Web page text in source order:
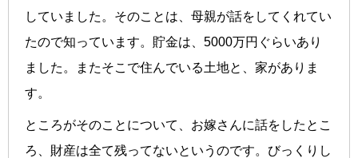
していました。そのことは、母親が話をしてくれてい
たので知っています。貯金は、5000万円ぐらいあり
ました。またそこで住んでいる土地と、家がありま
す。
ところがそのことについて、お嫁さんに話をしたとこ
ろ、財産は全て残ってないというのです。びっくりし